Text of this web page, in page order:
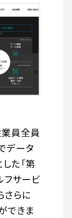
業員全員
データ
た「第
フサービ
らに
できま